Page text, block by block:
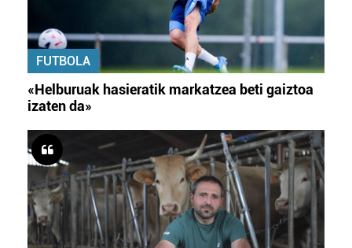
FUTBOLA
«Helburuak hasieratik markatzea beti gaiztoa
izaten da»